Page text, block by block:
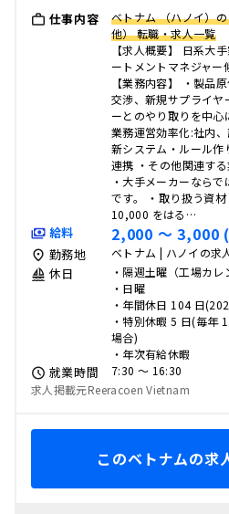
仕事内容
ベトナム （ハノイ）
他） 転職・求人一覧
【求人概要】 日系大
ートメントマネジャー
【業務内容】 ・製品
交渉、新規サプライヤ
ーとのやり取りを中心
業務運営効率化:社内
新システム・ルール作
連携 ・その他関連す
・大手メーカーなら
です。 ・取り扱う資
10,000 をはる…
給料 2,000 〜 3,000
勤務地 ベトナム | ハノイの求
休日
・隔週土曜（工場カレ
・日曜
・年間休日 104 日
・特別休暇 5 日(毎年
場合)
・年次有給休暇
就業時間
7:30 〜 16:30
求人掲載元Reeracoen Vietnam
このベトナムの求